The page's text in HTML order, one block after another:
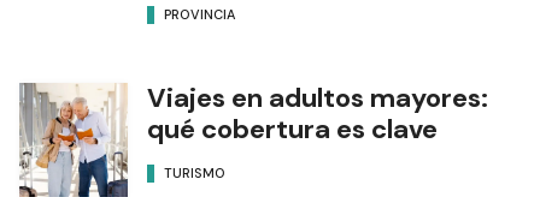
PROVINCIA
Viajes en adultos mayores:
qué cobertura es clave
TURISMO